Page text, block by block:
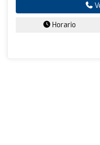
Horario